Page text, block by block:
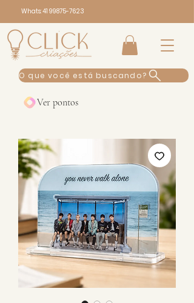
Whats:41 99875-7623
O que você está buscando?
Ver pontos